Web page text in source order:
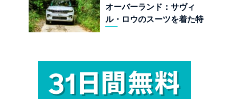
オーバーランド：サヴィ
ル・ロウのスーツを着た特